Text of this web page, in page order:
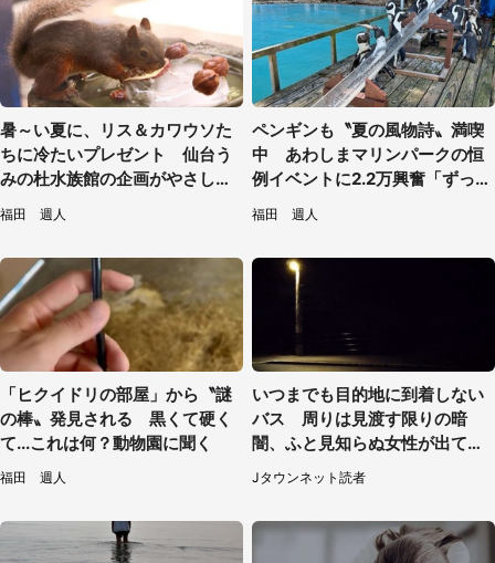
暑～い夏に、リス＆カワウソた
ちに冷たいプレゼント 仙台う
みの杜水族館の企画がやさしい
【7／31～8／23】
福田 週人
ペンギンも〝夏の風物詩〟満喫
中 あわしまマリンパークの恒
例イベントに2.2万興奮「ずっと
見てたい」
福田 週人
「ヒクイドリの部屋」から〝謎
の棒〟発見される 黒くて硬く
て...これは何？動物園に聞く
福田 週人
いつまでも目的地に到着しない
バス 周りは見渡す限りの暗
闇、ふと見知らぬ女性が出てき
た（神奈川県・40代男性）
Jタウンネット読者